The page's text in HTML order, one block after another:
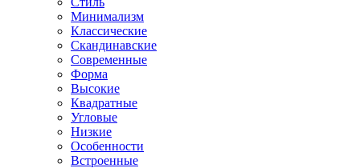
Минимализм
Классические
Скандинавские
Современные
Форма
Высокие
Квадратные
Угловые
Низкие
Особенности
Встроенные